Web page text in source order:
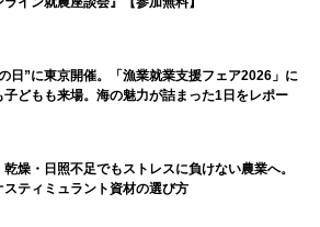
日”に東京開催。「漁業就業支援フェア2026」に
子どもも来場。海の魅力が詰まった1日をレポー
乾燥・日照不足でもストレスに負けない農業へ。
スティミュラント資材の選び方